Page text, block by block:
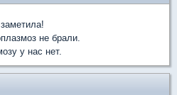
не брали.
у нас нет.